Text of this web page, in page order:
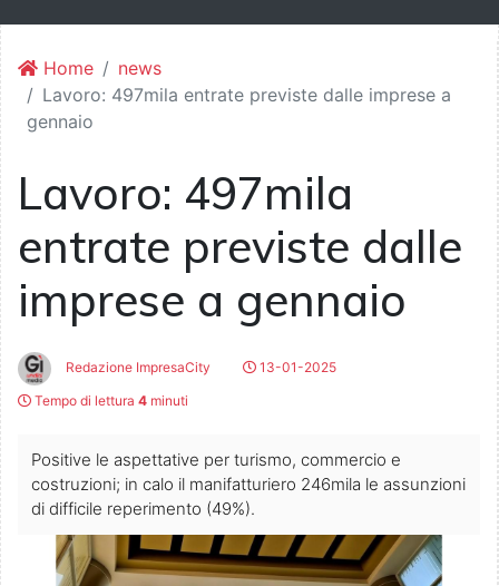
Home
news
Lavoro: 497mila entrate previste dalle imprese a
gennaio
Lavoro: 497mila
entrate previste dalle
imprese a gennaio
Redazione ImpresaCity
13-01-2025
Tempo di lettura 4 minuti
Positive le aspettative per turismo, commercio e
costruzioni; in calo il manifatturiero 246mila le assunzioni
di difficile reperimento (49%).